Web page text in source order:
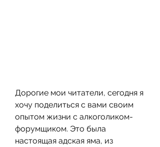
Дорогие мои читатели, сегодня я
хочу поделиться с вами своим
опытом жизни с алкоголиком-
форумщиком. Это была
настоящая адская яма, из